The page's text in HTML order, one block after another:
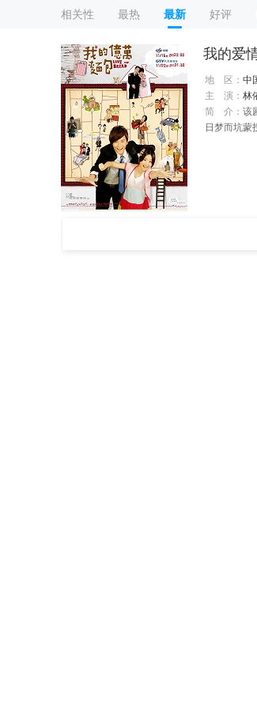
相关性 最热 最新 好评
我的爱
地 区： 中
主 演： 林
简 介： 该
日梦而坑蒙